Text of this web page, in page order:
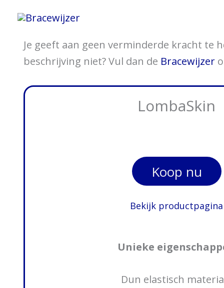
naar
inhoud
Je geeft aan geen verminderde kracht te
beschrijving niet? Vul dan de Bracewijzer
LombaSkin
Koop nu
Bekijk productpagina
Unieke
Dun elastisch